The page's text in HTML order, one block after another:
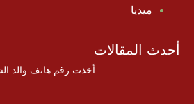
ميديا
أحدث المقالات
أخذت رقم هاتف والد